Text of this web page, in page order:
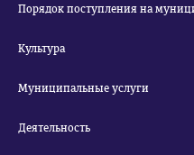
Порядок поступления на
Культура
Муниципальные услуги
Деятельность